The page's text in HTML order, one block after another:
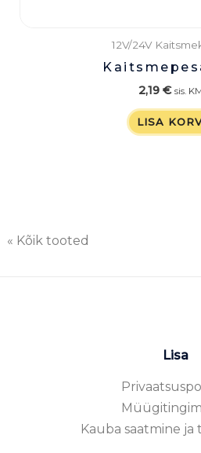
12V/24V
2,19 € sis.
LISA
« Kõik tooted
Lisa
Kauba saatmine ja